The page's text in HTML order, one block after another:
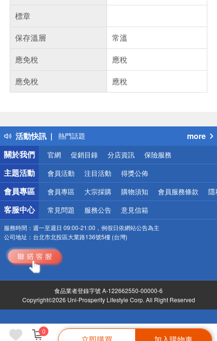
0
標章
保存溫層
常溫
應免稅
應稅
應免稅
應稅
活動快訊
得獎公告
熱門話題
銀行優惠
偏遠地區配送
詐騙網頁！請小心！
more
關於我們
官網 促銷目錄 分店資訊 保險服務
主題活動 會員活動 注目活動 得獎公佈
會員專區 會員專區 大宗採購 購物須知 會員服務條款 隱
客服中心 常見問題 服務公告 意見信箱
服務時間： 週一至週日 09:00-21:00，例假日依網站公告為主
公司地址： 台北市北投區大業路136號5樓 (台灣)
食品業者登錄字號 A-122662550-00000-6
Copyright©2026 Uni-Prosperity Lifestyle Corp. All Right Reserved